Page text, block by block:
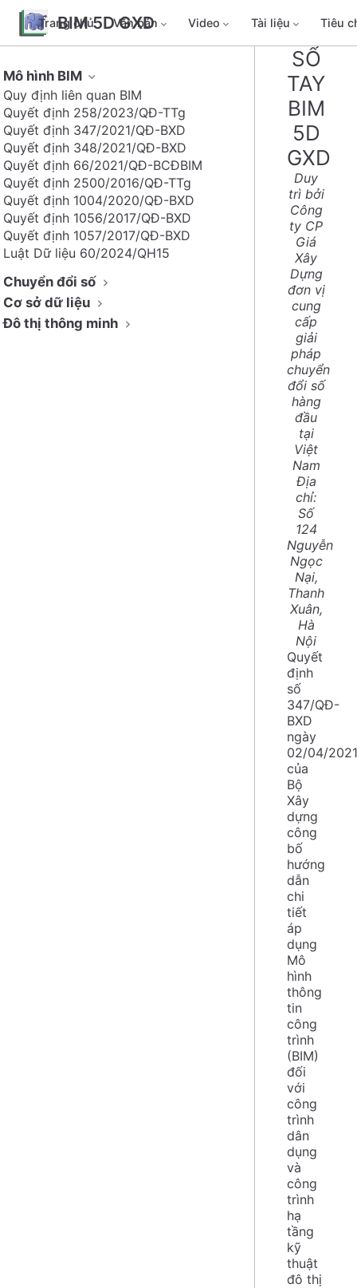
BIM 5D GXD
Trang chủ Văn bản Video Tài liệu Tiêu
Mô hình BIM
Quy định liên quan BIM
Quyết định 258/2023/QĐ-TTg
Quyết định 347/2021/QĐ-BXD
Quyết định 348/2021/QĐ-BXD
Quyết định 66/2021/QĐ-BCĐBIM
Quyết định 2500/2016/QĐ-TTg
Quyết định 1004/2020/QĐ-BXD
Quyết định 1056/2017/QĐ-BXD
Quyết định 1057/2017/QĐ-BXD
Luật Dữ liệu 60/2024/QH15
Chuyển đổi số
Cơ sở dữ liệu
Đô thị thông minh
SỔ
TAY
BIM
5D
GXD
Duy
trì bởi
Công
ty CP
Giá
Xây
Dựng
đơn vị
cung
cấp
giải
pháp
chuyển
đổi số
hàng
đầu
tại
Việt
Nam
Địa
chỉ:
Số
124
Nguyễn
Ngọc
Nại,
Thanh
Xuân,
Hà
Nội
Quyết
định
số
347/QĐ-
BXD
ngày
02/04/2021
của
Bộ
Xây
dựng
công
bố
hướng
dẫn
chi
tiết
áp
dụng
Mô
hình
thông
tin
công
trình
(BIM)
đối
với
công
trình
dân
dụng
và
công
trình
hạ
tầng
kỹ
thuật
đô thị